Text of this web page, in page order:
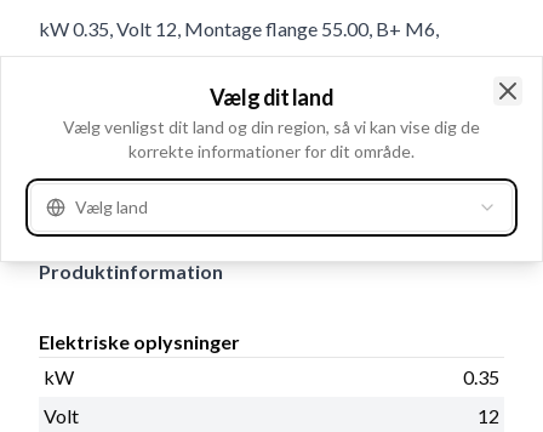
kW 0.35, Volt 12, Montage flange 55.00, B+ M6,
Rotation Mod uret, Afstand 99.00, Prod. info BN, Antal
mont. huller 2 (0), Mont. hul 2 8.20, Afstand bag 124.00,
Drevafstand 20.50, Afstand for 54.00, Antal mont. huller
2, Totallængde 185.50, Mont. hul 1 8.20, Geartype
PMDD, Mounting Holes with Thread 0, Antal tænder 15
Produktinformation
Elektriske oplysninger
kW
0.35
Volt
12
Vælg dit land
Vælg venligst dit land og din region, så vi kan vise dig de
korrekte informationer for dit område.
Vælg land